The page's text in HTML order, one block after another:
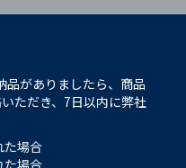
品がありましたら、商品
ただき、7日以内に弊社
た場合